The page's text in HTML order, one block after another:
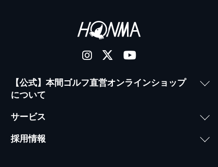
【公式】本間ゴルフ直営オンラインショップ
について
サービス
採用情報